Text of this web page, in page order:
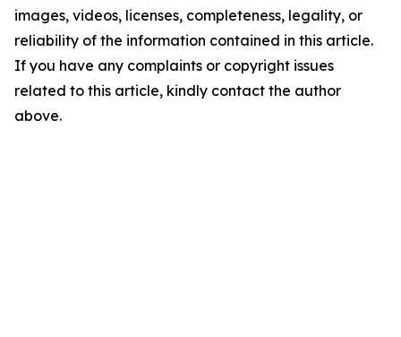
images, videos, licenses, completeness, legality, or
reliability of the information contained in this article.
If you have any complaints or copyright issues
related to this article, kindly contact the author
above.